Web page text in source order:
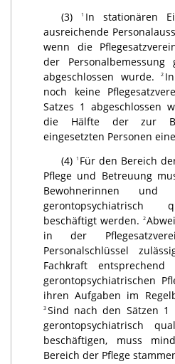
(3)
1 In stationären
ausreichende
wenn die
der
abgeschlossen wurde.
2
noch keine
Satzes 1 abgeschlossen
die Hälfte der zur
eingesetzten Personen
(4)
1 Für den Bereich
Pflege und Betreuung
Bewohnerinnen
gerontopsychiatrisch
beschäftigt werden.
2
in der
Personalschlüssel
Fachkraft
gerontopsychiatrischen
ihren Aufgaben im
3 Sind nach den Sätzen
gerontopsychiatrisch
beschäftigen, muss
Bereich der Pflege